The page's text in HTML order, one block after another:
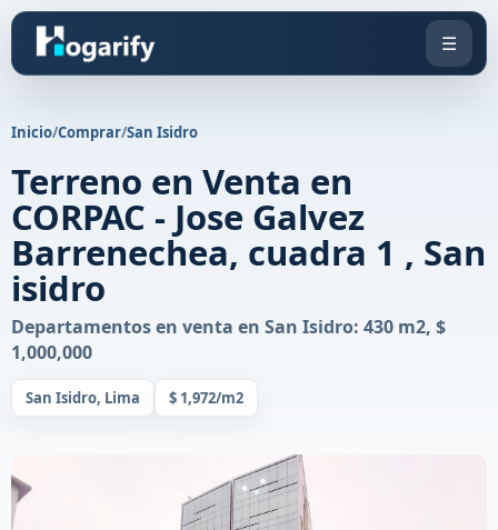
☰
Inicio/Comprar/San Isidro
Terreno en Venta en
CORPAC - Jose Galvez
Barrenechea, cuadra 1 , San
isidro
Departamentos en venta en San Isidro: 430 m2, $
1,000,000
San Isidro, Lima $ 1,972/m2